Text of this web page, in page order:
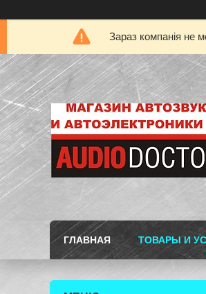
Зараз компанія не
ГЛАВНАЯ ТОВАРЫ И